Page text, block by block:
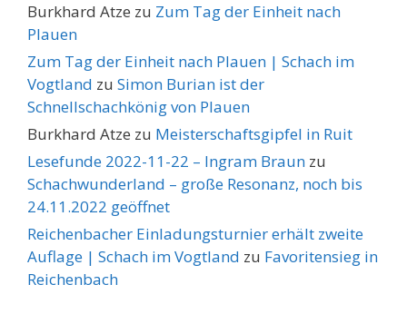
Burkhard Atze zu Zum Tag der Einheit nach
Plauen
Zum Tag der Einheit nach Plauen | Schach im
Vogtland zu Simon Burian ist der
Schnellschachkönig von Plauen
Burkhard Atze zu Meisterschaftsgipfel in Ruit
Lesefunde 2022-11-22 – Ingram Braun zu
Schachwunderland – große Resonanz, noch bis
24.11.2022 geöffnet
Reichenbacher Einladungsturnier erhält zweite
Auflage | Schach im Vogtland zu Favoritensieg in
Reichenbach